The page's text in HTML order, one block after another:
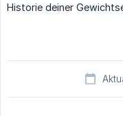
Historie deiner